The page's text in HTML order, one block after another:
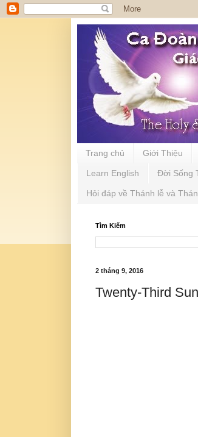
Trang chủ Giới Thiệu
Learn English Đời Sống
Hỏi đáp về Thánh lễ và
Tìm Kiếm
2 tháng 9, 2016
Twenty-Third